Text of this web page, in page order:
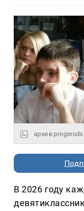
архив
В 2026 году